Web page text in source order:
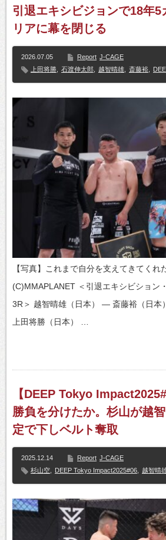
引退エキシビジョンで18年5
リアに幕を閉じる
2026.07.05 Report J-CAGE
上田将勝
石渡伸太郎 越智晴雄 斎藤裕
【写真】これまで自分を支えてきてくれ
(C)MMAPLANET ＜引退エキシビション
3R＞ 越智晴雄（日本） ― 斎藤裕（日本
上田将勝（日本） …
【DEEP Tokyo
勝負を分けたか。杉山が越
定で下しベルト奪取
2025.12.14 Report J-CAGE
杉山空
DEEP Tokyo Impact2025#06 越智晴